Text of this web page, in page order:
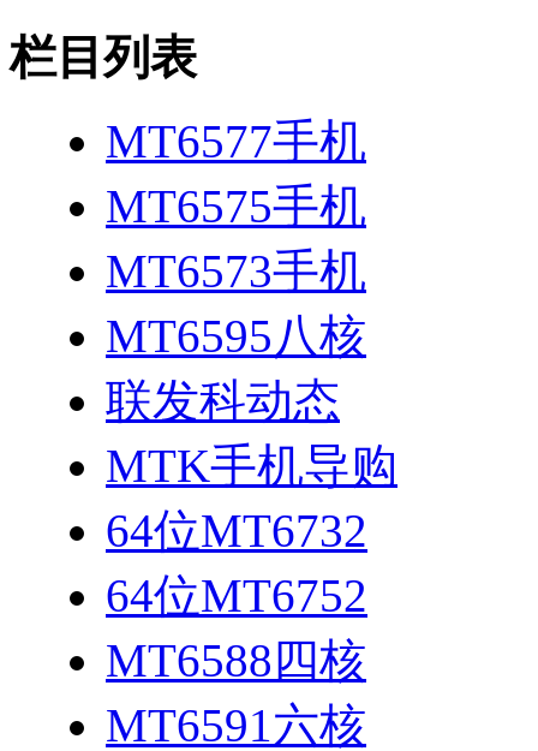
栏目列表
MT6577手机
MT6575手机
MT6573手机
MT6595八核
联发科动态
MTK手机导购
64位MT6732
64位MT6752
MT6588四核
MT6591六核